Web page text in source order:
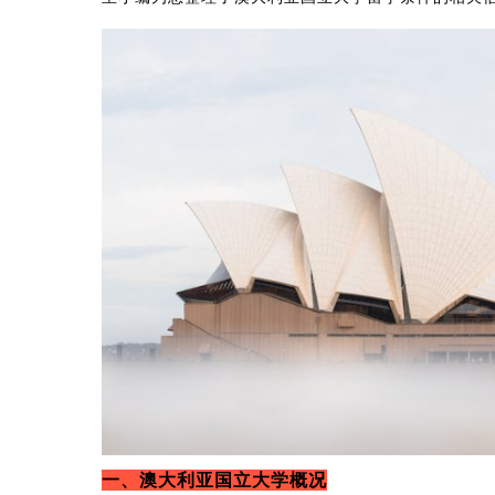
一、澳大利亚国立大学概况